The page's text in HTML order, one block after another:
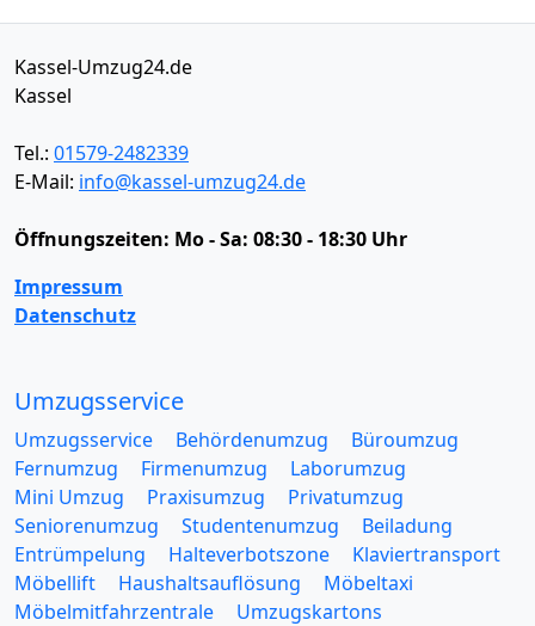
Kassel-Umzug24.de
Kassel
Tel.: 01579-2482339
E-Mail: info@kassel-umzug24.de
Öffnungszeiten: Mo - Sa: 08:30 - 18:30 Uhr
Impressum
Datenschutz
Umzugsservice
Umzugsservice Behördenumzug
Büroumzug
Fernumzug
Firmenumzug
Laborumzug
Mini Umzug
Praxisumzug
Privatumzug
Seniorenumzug
Studentenumzug
Beiladung
Entrümpelung
Halteverbotszone
Klaviertransport
Möbellift
Haushaltsauflösung
Möbeltaxi
Möbelmitfahrzentrale
Umzugskartons